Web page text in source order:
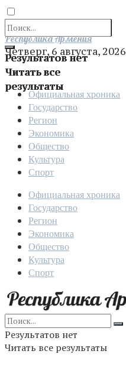
Результатов нет
Читать все
результаты
Отправить
Республика Армения
Четверг, 6 августа, 2026
Официальная хроника
Государство
Регион
Экономика
Общество
Культура
Спорт
Официальная хроника
Государство
Регион
Экономика
Общество
Культура
Спорт
Результатов нет
Читать все результаты